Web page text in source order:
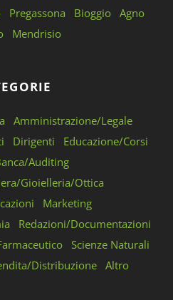
Pregassona Bioggio Agno
Mendrisio
Amministrazione/Legale
Dirigenti
Educazione/Corsi
Auditing
Gioielleria/Ottica
Marketing
Redazioni/Documentazioni
Scienze Naturali
Distribuzione Altro